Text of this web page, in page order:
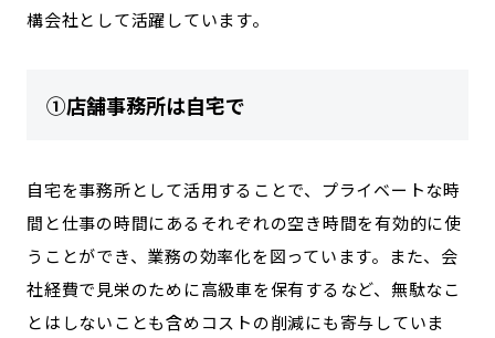
構会社として活躍しています。
①店舗事務所は自宅で
自宅を事務所として活用することで、プライベートな時
間と仕事の時間にあるそれぞれの空き時間を有効的に使
うことができ、業務の効率化を図っています。また、会
社経費で見栄のために高級車を保有するなど、無駄なこ
とはしないことも含めコストの削減にも寄与していま